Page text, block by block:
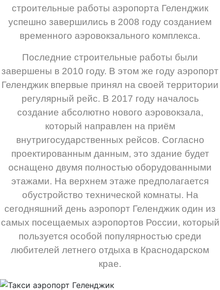
строительные работы аэропорта Геленджик
успешно завершились в 2008 году созданием
временного аэровокзального комплекса.
Последние строительные работы были
завершены в 2010 году. В этом же году аэропорт
Геленджик впервые принял на своей территории
регулярный рейс. В 2017 году началось
создание абсолютно нового аэровокзала,
который направлен на приём
внутригосударственных рейсов. Согласно
проектированным данным, это здание будет
оснащено двумя полностью оборудованными
этажами. На верхнем этаже предполагается
обустройство технической комнаты. На
сегодняшний день аэропорт Геленджик один из
самых посещаемых аэропортов России, который
пользуется особой популярностью среди
любителей летнего отдыха в Краснодарском
крае.